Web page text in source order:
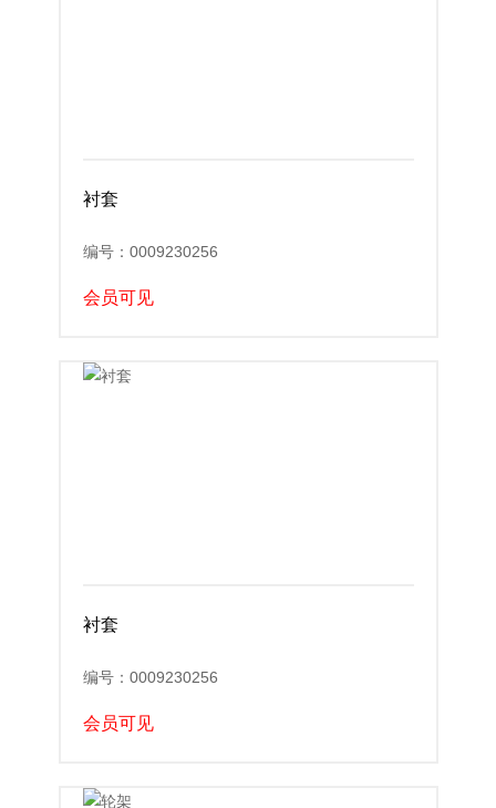
衬套
编号：0009230256
会员可见
衬套
编号：0009230256
会员可见